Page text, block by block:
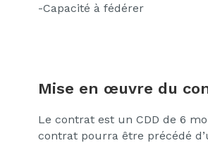
-Capacité à fédérer
Mise en œuvre du
Le contrat est un CDD de 6
contrat pourra être précédé